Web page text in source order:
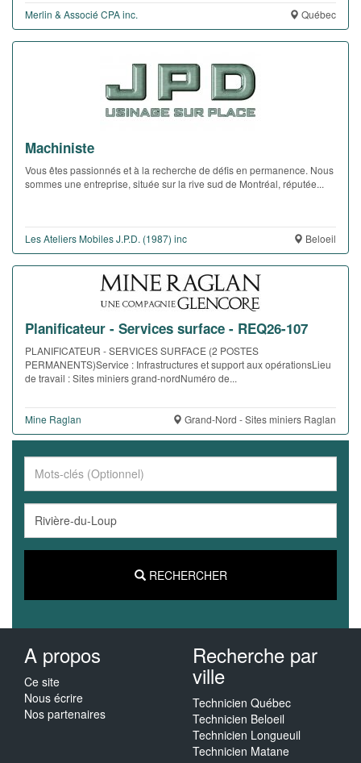
Merlin & Associé CPA inc. Québec
Machiniste
Vous êtes passionnés et à la recherche de défis en permanence. Nous
sommes une entreprise, située sur la rive sud de Montréal, réputée...
Les Ateliers Mobiles J.P.D. (1987) inc Beloeil
Planificateur - Services surface - REQ26-107
PLANIFICATEUR - SERVICES SURFACE (2 POSTES
PERMANENTS)Service : Infrastructures et support aux opérationsLieu
de travail : Sites miniers grand-nordNuméro de...
Mine Raglan Grand-Nord - Sites miniers Raglan
RECHERCHER
A propos
Ce site
Nous écrire
Nos partenaires
Recherche par
ville
Technicien Québec
Technicien Beloeil
Technicien Longueuil
Technicien Matane